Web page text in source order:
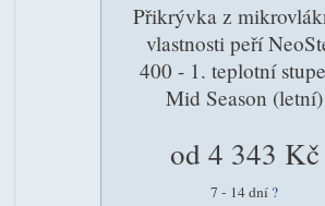
Přikrývka z
vlastnosti peří
400 - 1. teplotní
Mid Season (letní)
od 4 343 Kč
7 - 14 dní ?